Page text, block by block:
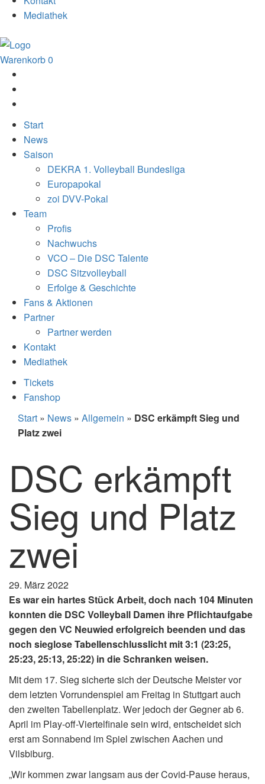
Mediathek
Warenkorb0
Start
News
Saison
DEKRA 1. Volleyball Bundesliga
Europapokal
zoi DVV-Pokal
Team
Profis
Nachwuchs
VCO – Die DSC Talente
DSC Sitzvolleyball
Erfolge & Geschichte
Fans & Aktionen
Partner
Partner werden
Kontakt
Mediathek
Tickets
Fanshop
Start » News » Allgemein » DSC erkämpft Sieg und
Platz zwei
DSC erkämpft
Sieg und Platz
zwei
29. März 2022
Es war ein hartes Stück Arbeit, doch nach 104 Minuten
konnten die DSC Volleyball Damen ihre Pflichtaufgabe
gegen den VC Neuwied erfolgreich beenden und das
noch sieglose Tabellenschlusslicht mit 3:1 (23:25,
25:23, 25:13, 25:22) in die Schranken weisen.
Mit dem 17. Sieg sicherte sich der Deutsche Meister vor
dem letzten Vorrundenspiel am Freitag in Stuttgart auch
den zweiten Tabellenplatz. Wer jedoch der Gegner ab 6.
April im Play-off-Viertelfinale sein wird, entscheidet sich
erst am Sonnabend im Spiel zwischen Aachen und
Vilsbiburg.
„Wir kommen zwar langsam aus der Covid-Pause heraus,